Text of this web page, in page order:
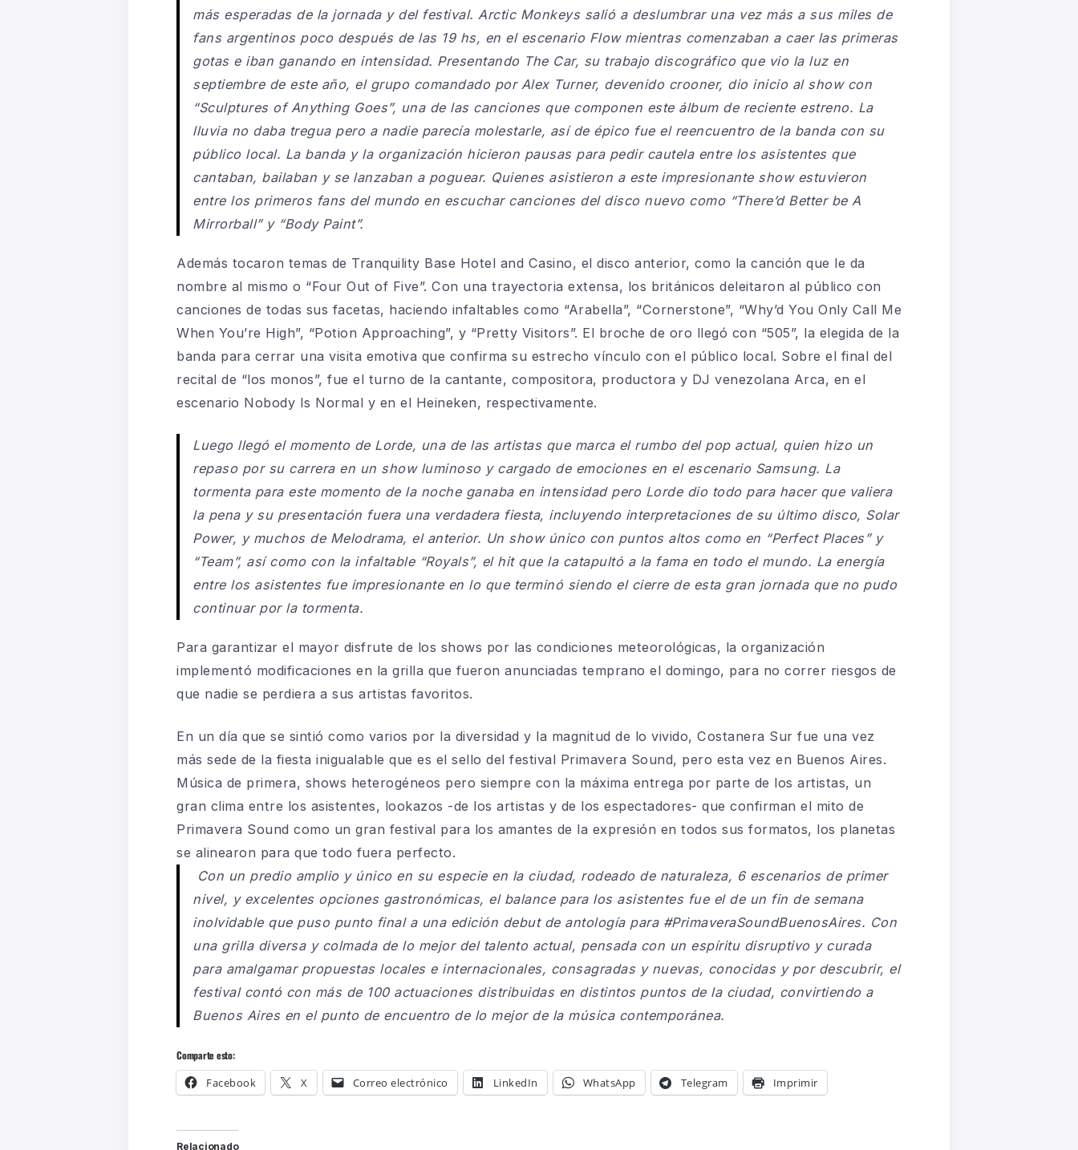
más esperadas de la jornada y del festival. Arctic Monkeys salió a deslumbrar una vez más a sus miles de
fans argentinos poco después de las 19 hs, en el escenario Flow mientras comenzaban a caer las primeras
gotas e iban ganando en intensidad. Presentando The Car, su trabajo discográfico que vio la luz en
septiembre de este año, el grupo comandado por Alex Turner, devenido crooner, dio inicio al show con
“Sculptures of Anything Goes”, una de las canciones que componen este álbum de reciente estreno. La
lluvia no daba tregua pero a nadie parecía molestarle, así de épico fue el reencuentro de la banda con su
público local. La banda y la organización hicieron pausas para pedir cautela entre los asistentes que
cantaban, bailaban y se lanzaban a poguear. Quienes asistieron a este impresionante show estuvieron
entre los primeros fans del mundo en escuchar canciones del disco nuevo como “There’d Better be A
Mirrorball” y “Body Paint”.
Además tocaron temas de Tranquility Base Hotel and Casino, el disco anterior, como la canción que le da
nombre al mismo o “Four Out of Five”. Con una trayectoria extensa, los británicos deleitaron al público con
canciones de todas sus facetas, haciendo infaltables como “Arabella”, “Cornerstone”, “Why’d You Only Call Me
When You’re High”, “Potion Approaching”, y “Pretty Visitors”. El broche de oro llegó con “505”, la elegida de la
banda para cerrar una visita emotiva que confirma su estrecho vínculo con el público local. Sobre el final del
recital de “los monos”, fue el turno de la cantante, compositora, productora y DJ venezolana Arca, en el
escenario Nobody Is Normal y en el Heineken, respectivamente.
Luego llegó el momento de Lorde, una de las artistas que marca el rumbo del pop actual, quien hizo un
repaso por su carrera en un show luminoso y cargado de emociones en el escenario Samsung. La
tormenta para este momento de la noche ganaba en intensidad pero Lorde dio todo para hacer que valiera
la pena y su presentación fuera una verdadera fiesta, incluyendo interpretaciones de su último disco, Solar
Power, y muchos de Melodrama, el anterior. Un show único con puntos altos como en “Perfect Places” y
“Team”, así como con la infaltable “Royals”, el hit que la catapultó a la fama en todo el mundo. La energía
entre los asistentes fue impresionante en lo que terminó siendo el cierre de esta gran jornada que no pudo
continuar por la tormenta.
Para garantizar el mayor disfrute de los shows por las condiciones meteorológicas, la organización
implementó modificaciones en la grilla que fueron anunciadas temprano el domingo, para no correr riesgos de
que nadie se perdiera a sus artistas favoritos.
En un día que se sintió como varios por la diversidad y la magnitud de lo vivido, Costanera Sur fue una vez
más sede de la fiesta inigualable que es el sello del festival Primavera Sound, pero esta vez en Buenos Aires.
Música de primera, shows heterogéneos pero siempre con la máxima entrega por parte de los artistas, un
gran clima entre los asistentes, lookazos -de los artistas y de los espectadores- que confirman el mito de
Primavera Sound como un gran festival para los amantes de la expresión en todos sus formatos, los planetas
se alinearon para que todo fuera perfecto.
Con un predio amplio y único en su especie en la ciudad, rodeado de naturaleza, 6 escenarios de primer
nivel, y excelentes opciones gastronómicas, el balance para los asistentes fue el de un fin de semana
inolvidable que puso punto final a una edición debut de antología para #PrimaveraSoundBuenosAires. Con
una grilla diversa y colmada de lo mejor del talento actual, pensada con un espíritu disruptivo y curada
para amalgamar propuestas locales e internacionales, consagradas y nuevas, conocidas y por descubrir, el
festival contó con más de 100 actuaciones distribuidas en distintos puntos de la ciudad, convirtiendo a
Buenos Aires en el punto de encuentro de lo mejor de la música contemporánea.
Comparte esto:
Facebook X Correo electrónico LinkedIn WhatsApp Telegram Imprimir
Relacionado